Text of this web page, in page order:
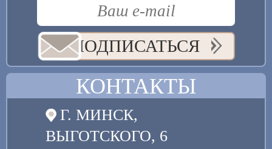
ПОДПИСАТЬСЯ
КОНТАКТЫ
Г. МИНСК,
ВЫГОТСКОГО, 6